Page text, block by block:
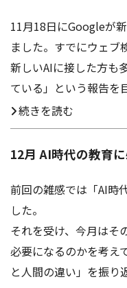
11月18日にGoogleが
ました。すでにウェブ
新しいAIに接した方も
ている」という報告を
続きを読む
12月 AI時代の教育
前回の雑感では「AI時
した。
それを受け、今月はそ
必要になるのかを考え
と人間の違い」を振り